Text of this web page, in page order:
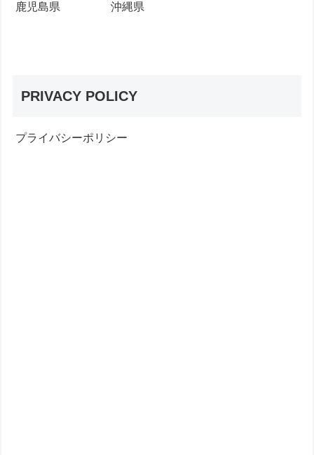
鹿児島県 沖縄県
PRIVACY POLICY
プライバシーポリシー